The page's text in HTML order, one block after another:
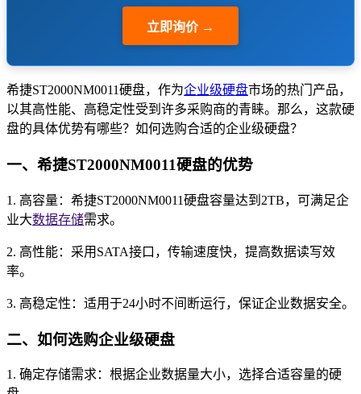
立即询价 →
希捷ST2000NM0011硬盘，作为企业级硬盘市场的热门产品，
以其高性能、高稳定性受到许多采购商的青睐。那么，这款硬
盘的具体优势有哪些？如何选购合适的企业级硬盘？
一、希捷ST2000NM0011硬盘的优势
1. 高容量：希捷ST2000NM0011硬盘容量达到2TB，可满足企
业大数据存储需求。
2. 高性能：采用SATA接口，传输速度快，提高数据读写效
率。
3. 高稳定性：适用于24小时不间断运行，保证企业数据安全。
二、如何选购企业级硬盘
1. 确定存储需求：根据企业数据量大小，选择合适容量的硬